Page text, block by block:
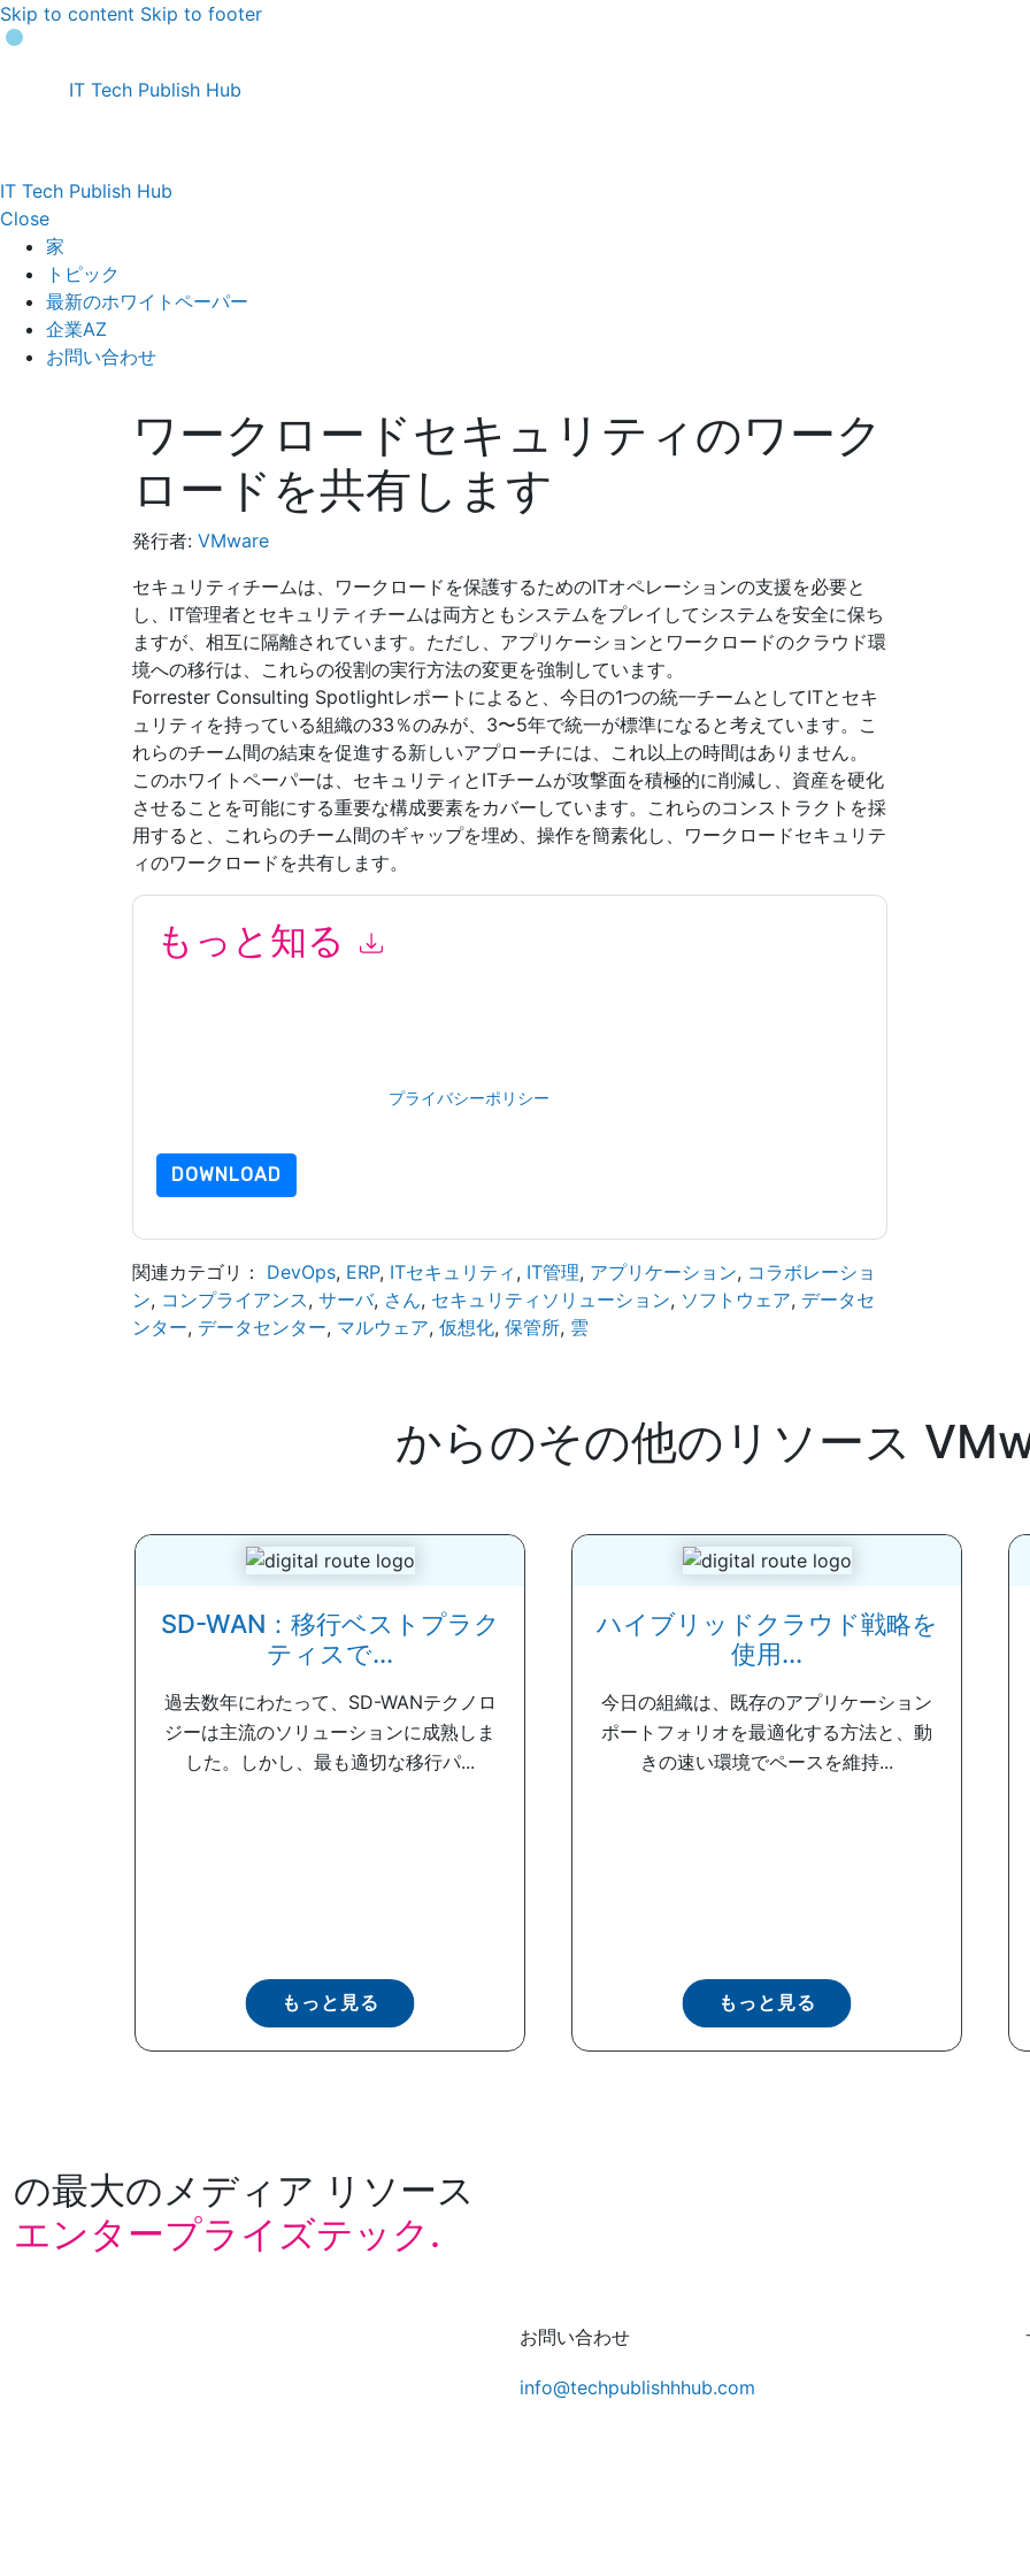
Skip to content Skip to footer
IT Tech Publish Hub
IT Tech Publish Hub
Close
家
トピック
最新のホワイトペーパー
企業AZ
お問い合わせ
ワークロードセキュリティのワーク
ロードを共有します
発行者: VMware
セキュリティチームは、ワークロードを保護するためのITオペレーションの支援を必要と
し、IT管理者とセキュリティチームは両方ともシステムをプレイしてシステムを安全に保ち
ますが、相互に隔離されています。ただし、アプリケーションとワークロードのクラウド環
境への移行は、これらの役割の実行方法の変更を強制しています。
Forrester Consulting Spotlightレポートによると、今日の1つの統一チームとしてITとセキ
ュリティを持っている組織の33％のみが、3〜5年で統一が標準になると考えています。こ
れらのチーム間の結束を促進する新しいアプローチには、これ以上の時間はありません。
このホワイトペーパーは、セキュリティとITチームが攻撃面を積極的に削減し、資産を硬化
させることを可能にする重要な構成要素をカバーしています。これらのコンストラクトを採
用すると、これらのチーム間のギャップを埋め、操作を簡素化し、ワークロードセキュリテ
ィのワークロードを共有します。
もっと知る
プライバシーポリシー
DOWNLOAD
関連カテゴリ： DevOps, ERP, ITセキュリティ , IT管​​理, アプリケーション, コラボレーショ
ン, コンプライアンス, サーバ, さん, セキュリティソリューション, ソフトウェア, データセ
ンター, データセンター, マルウェア, 仮想化, 保管所, 雲
からのその他のリソース
SD-WAN：移行ベストプラク
ティスで...
過去数年にわたって、SD-WANテクノロ
ジーは主流のソリューションに成熟しま
した。しかし、最も適切な移行パ...
もっと見る
ハイブリッドクラウド戦略を
使用...
今日の組織は、既存のアプリケーション
ポートフォリオを最適化する方法と、動
きの速い環境でペースを維持...
もっと見る
の最大のメディア リソース
エンタープライズテック.
お問い合わせ
info@techpublishhhub.com